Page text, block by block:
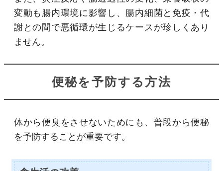
変動も腸内環境に影響し、腸内細菌と免疫・代
謝との間で悪循環が生じるケースが珍しくあり
ません。
便秘を予防する方法
体から便臭をさせないためにも、普段から便秘
を予防することが重要です。